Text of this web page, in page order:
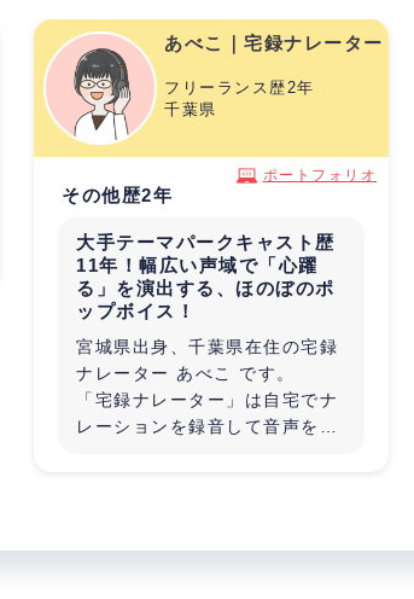
あべこ｜宅録ナレーター
フリーランス歴2年
千葉県
ポートフォリオ
その他歴2年
大手テーマパークキャスト歴
11年！幅広い声域で「心躍
る」を演出する、ほのぼのポ
ップボイス！
宮城県出身、千葉県在住の宅録
ナレーター あべこ です。
「宅録ナレーター」は自宅でナ
レーションを録音して音声を納